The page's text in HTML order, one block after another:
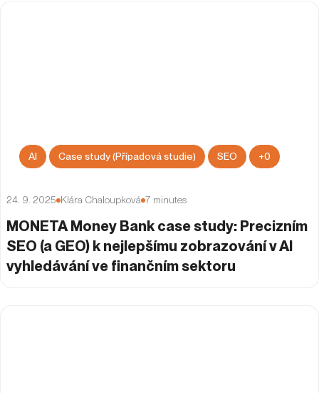
24. 9. 2025 Klára Chaloupková 7 minutes
MONETA Money Bank case study: Precizním
SEO (a GEO) k nejlepšímu zobrazování v AI
vyhledávání ve finančním sektoru
AI Case study (Případová studie) SEO +0